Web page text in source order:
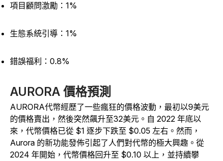
項目顧問激勵：1%
生態系統引導：1%
錯誤福利：0.8%
AURORA 價格預測
AURORA代幣經歷了一些瘋狂的價格波動，最初以9美元
的價格賣出，然後突然飆升至32美元。自 2022 年底以
來，代幣價格已從 $1 逐步下跌至 $0.05 左右。然而，
Aurora 的新功能發佈引起了人們對代幣的極大興趣。從
2024 年開始，代幣價格回升至 $0.10 以上，並持續攀